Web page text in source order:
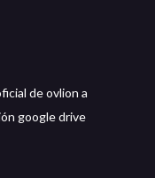
de ovlion a
google drive